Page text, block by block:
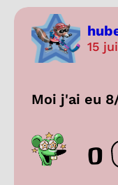
15
Moi j'ai eu
0